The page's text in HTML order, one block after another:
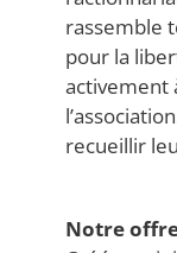
rassemble
pour la
activement
recueillir
Notre